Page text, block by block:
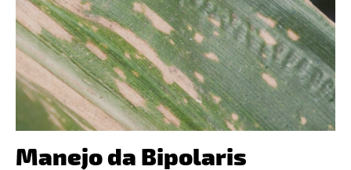
Manejo da Bipolaris